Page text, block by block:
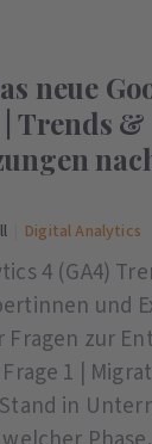
neue
Trends &
Digital Analytics
4 (GA4)
und
Fragen zur
1 |
in